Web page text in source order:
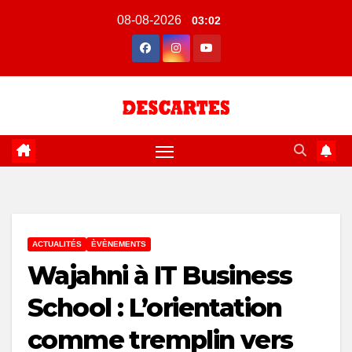
08-08-2026 03:02
ACTUALITÉS ÈVÈNEMENTS
Wajahni à IT Business
School : L’orientation
comme tremplin vers